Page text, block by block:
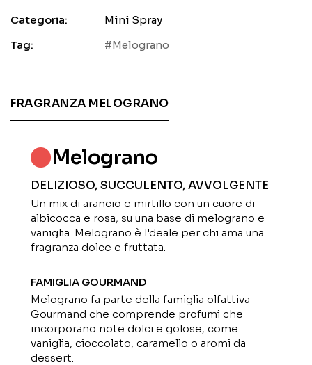
Categoria:
Mini Spray
Tag:
Melograno
FRAGRANZA MELOGRANO
Melograno
DELIZIOSO, SUCCULENTO, AVVOLGENTE
Un mix di arancio e mirtillo con un cuore di
albicocca e rosa, su una base di melograno e
vaniglia. Melograno è l'deale per chi ama una
fragranza dolce e fruttata.
FAMIGLIA GOURMAND
Melograno fa parte della famiglia olfattiva
Gourmand che comprende profumi che
incorporano note dolci e golose, come
vaniglia, cioccolato, caramello o aromi da
dessert.